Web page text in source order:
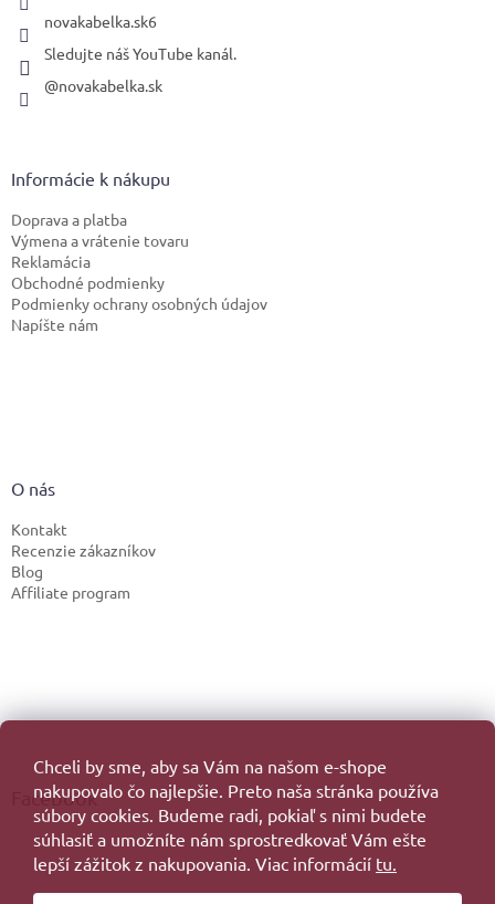
Chceli by sme, aby sa Vám na našom e-shope
nakupovalo čo najlepšie. Preto naša stránka používa
súbory cookies. Budeme radi, pokiaľ s nimi budete
súhlasiť a umožníte nám sprostredkovať Vám ešte
lepší zážitok z nakupovania. Viac informácií tu.
novakabelka.sk6
Sledujte náš YouTube kanál.
@novakabelka.sk
Informácie k nákupu
Doprava a platba
Výmena a vrátenie tovaru
Reklamácia
Obchodné podmienky
Podmienky ochrany osobných údajov
Napíšte nám
O nás
Kontakt
Recenzie zákazníkov
Blog
Affiliate program
Facebook